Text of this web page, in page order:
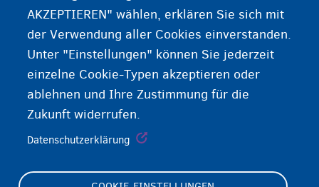
AKZEPTIEREN" wählen, erklären Sie sich mit
der Verwendung aller Cookies einverstanden.
Unter "Einstellungen" können Sie jederzeit
einzelne Cookie-Typen akzeptieren oder
ablehnen und Ihre Zustimmung für die
Zukunft widerrufen.
Datenschutzerklärung